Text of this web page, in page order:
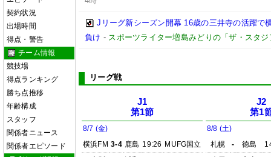
契約状況
出場時間
得点・警告
チーム情報
競技場
得点ランキング
勝ち点推移
年齢構成
スタッフ
関係者ニュース
関係者エピソード
Jリーグ新シーズン開幕 16歳の三井寺の活躍で
負け - スポーツライター増島みどりの「ザ・スタジ
リーグ戦
J1
第1節
8/7 (金)
横浜FM 3-4 鹿島 19:26 MUFG国立
J2
第1
8/8 (土)
札幌
- 徳島